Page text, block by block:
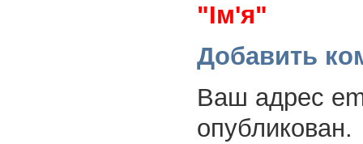
"Ім'я"
Добавить
Ваш адрес
опубликован.